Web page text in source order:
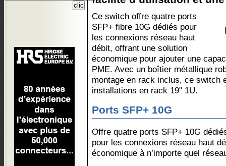
Ce switch offre quatre ports
SFP+ fibre 10G dédiés pour
les connexions réseau haut
débit, offrant une solution
économique pour ajouter une
PME. Avec un boîtier métallique
montage en rack inclus, ce switch
installations en rack 19" 1U.
Ports SFP+ 10G
Offre quatre ports SFP+ 10G
pour les connexions réseau haut
économique à n’importe quel